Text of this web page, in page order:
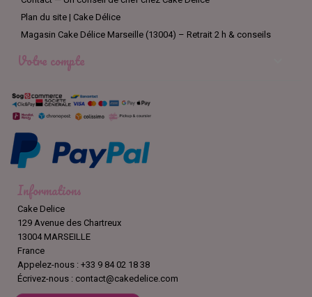
Plan du site | Cake Délice
Magasin Cake Délice Marseille (13004) – Retrait 2 h & conseils
Votre compte
Informations
Cake Delice
129 Avenue des Chartreux
13004 MARSEILLE
France
Appelez-nous : +33 9 84 02 18 38
Écrivez-nous : contact@cakedelice.com